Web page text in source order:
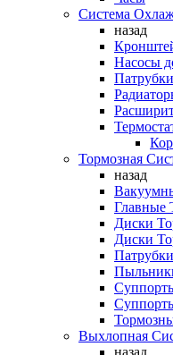
Система
назад
Насосы
Тормозная
назад
Главные
Диски
Диски
Выхлопная
назад